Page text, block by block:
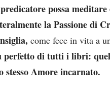
possa meditare
la Passione di
come fece in vita a
perfetto di tutti i libri:
stesso Amore incarnato.